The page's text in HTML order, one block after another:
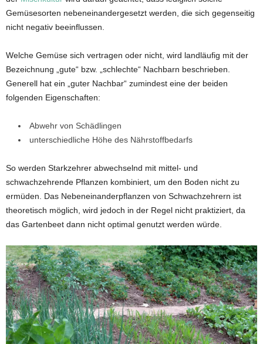
Gemüsesorten nebeneinandergesetzt werden, die sich gegenseitig
nicht negativ beeinflussen.
Welche Gemüse sich vertragen oder nicht, wird landläufig mit der
Bezeichnung „gute“ bzw. „schlechte“ Nachbarn beschrieben.
Generell hat ein „guter Nachbar“ zumindest eine der beiden
folgenden Eigenschaften:
Abwehr von Schädlingen
unterschiedliche Höhe des Nährstoffbedarfs
So werden Starkzehrer abwechselnd mit mittel- und
schwachzehrende Pflanzen kombiniert, um den Boden nicht zu
ermüden. Das Nebeneinanderpflanzen von Schwachzehrern ist
theoretisch möglich, wird jedoch in der Regel nicht praktiziert, da
das Gartenbeet dann nicht optimal genutzt werden würde.